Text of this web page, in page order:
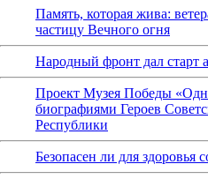
Память, которая жива:
частицу Вечного огня
Народный фронт дал старт
Проект Музея Победы
биографиями Героев
Республики
Безопасен ли для здоровья